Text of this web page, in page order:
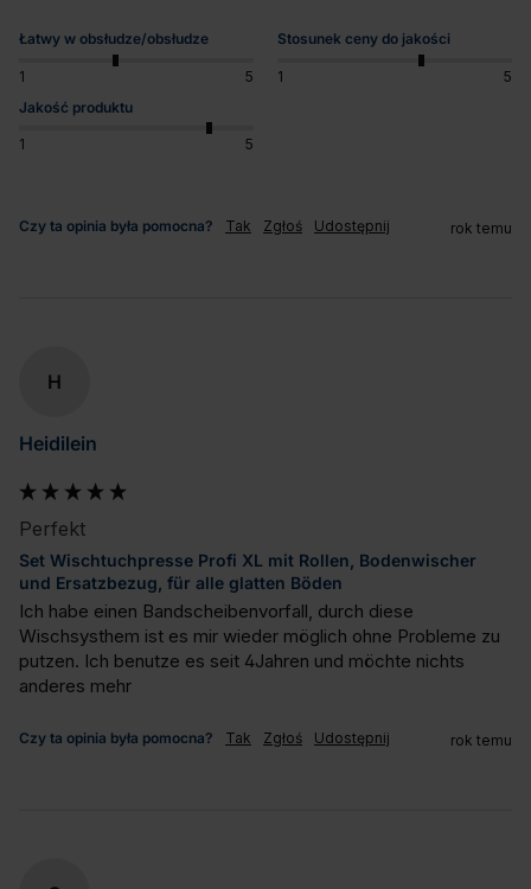
Łatwy w obsłudze/obsłudze
1 5
Stosunek ceny do jakości
1
5
Jakość produktu
1 5
Czy ta opinia była pomocna? Tak Zgłoś Udostępnij rok temu
H
Heidilein
Perfekt
Set Wischtuchpresse Profi XL mit Rollen, Bodenwischer
und Ersatzbezug, für alle glatten Böden
Ich habe einen Bandscheibenvorfall, durch diese
Wischsysthem ist es mir wieder möglich ohne Probleme zu
putzen. Ich benutze es seit 4Jahren und möchte nichts
anderes mehr
Czy ta opinia była pomocna? Tak Zgłoś Udostępnij rok temu